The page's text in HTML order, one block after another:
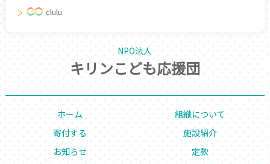
clulu
NPO法人
キリンこども応援団
ホーム
組織について
寄付する
施設紹介
お知らせ
定款